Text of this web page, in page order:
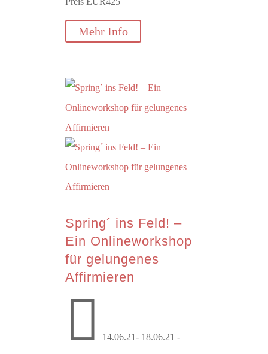
Mehr Info
Spring´ ins Feld! –
Ein Onlineworkshop
für gelungenes
Affirmieren
 14.06.21- 18.06.21 -